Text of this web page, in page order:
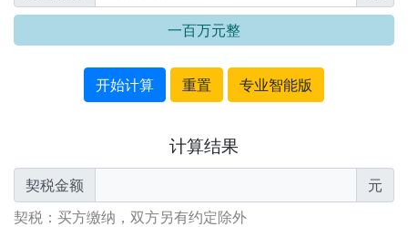
一百万元整
开始计算 重置 专业智能版
计算结果
契税金额
元
契税：买方缴纳，双方另有约定除外